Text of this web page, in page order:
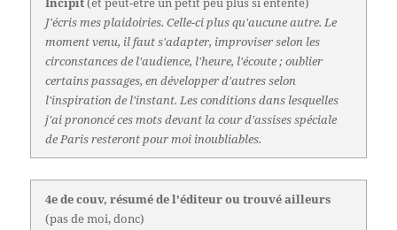
Incipit(et peut-être un petit peu plus si entente)
J'écris mes plaidoiries. Celle-ci plus qu'aucune autre. Le
moment venu, il faut s'adapter, improviser selon les
circonstances de l'audience, l'heure, l'écoute ; oublier
certains passages, en développer d'autres selon
l'inspiration de l'instant. Les conditions dans lesquelles
j'ai prononcé ces mots devant la cour d'assises spéciale
de Paris resteront pour moi inoubliables.
4e de couv, résumé de l'éditeur ou trouvé ailleurs
(pas de moi, donc)